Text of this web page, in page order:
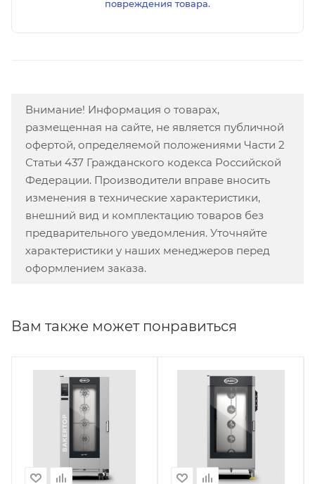
повреждения товара.
Внимание! Информация о товарах,
размещенная на сайте, не является публичной
офертой, определяемой положениями Части 2
Статьи 437 Гражданского кодекса Российской
Федерации. Производители вправе вносить
изменения в технические характеристики,
внешний вид и комплектацию товаров без
предварительного уведомления. Уточняйте
характеристики у наших менеджеров перед
оформлением заказа.
Вам также может понравиться